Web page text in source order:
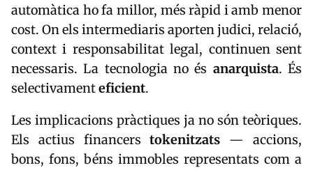
automàtica ho fa millor, més ràpid i amb menor
cost. On els intermediaris aporten judici, relació,
context i responsabilitat legal, continuen sent
necessaris. La tecnologia no és anarquista. És
selectivamenteficient.
Les implicacions pràctiques ja no són teòriques.
Els actius financerstokenitzats — accions,
bons, fons, béns immobles representats com a